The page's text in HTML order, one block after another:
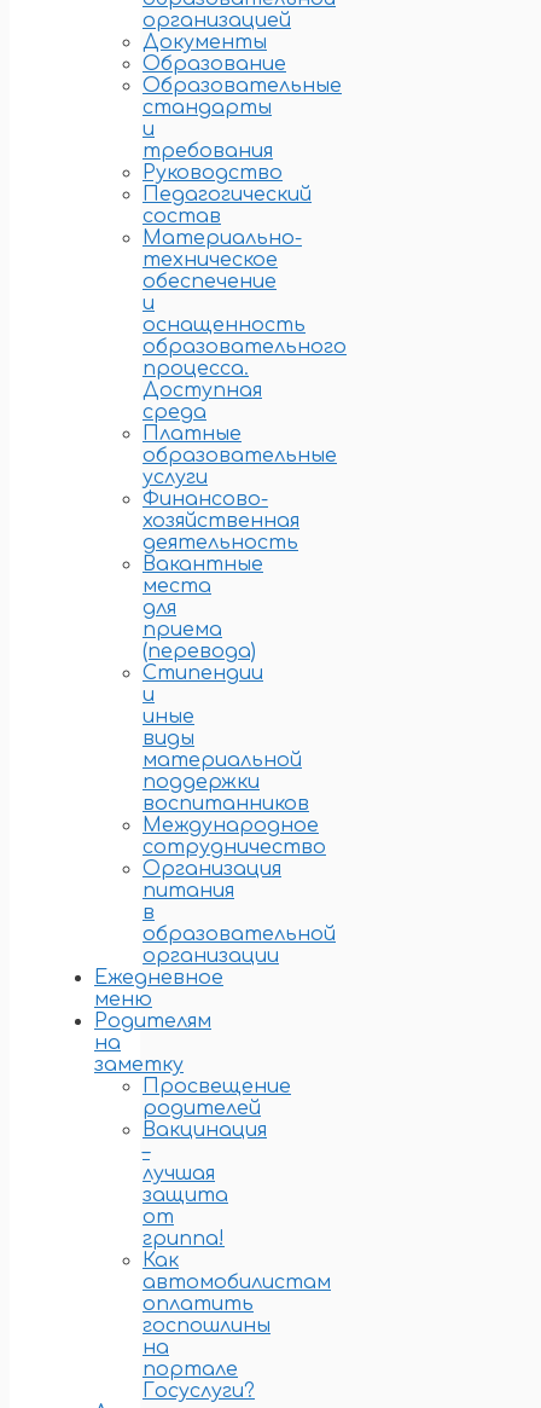
организацией
Документы
Образование
Образовательные
стандарты
и
требования
Руководство
Педагогический
состав
Материально-
техническое
обеспечение
и
оснащенность
образовательного
процесса.
Доступная
среда
Платные
образовательные
услуги
Финансово-
хозяйственная
деятельность
Вакантные
места
для
приема
(перевода)
Стипендии
и
иные
виды
материальной
поддержки
воспитанников
Международное
сотрудничество
Организация
питания
в
образовательной
организации
Ежедневное
меню
Родителям
на
заметку
Просвещение
родителей
Вакцинация
–
лучшая
защита
от
гриппа!
Как
автомобилистам
оплатить
госпошлины
на
портале
Госуслуги?